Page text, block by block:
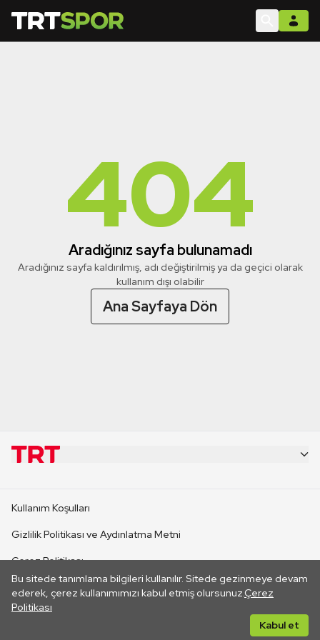
404
Aradığınız sayfa bulunamadı
Aradığınız sayfa kaldırılmış, adı değiştirilmiş ya da geçici olarak
kullanım dışı olabilir
Ana Sayfaya Dön
Bu sitede tanımlama bilgileri kullanılır. Sitede gezinmeye devam
ederek, çerez kullanımımızı kabul etmiş olursunuz.Çerez
Politikası
Kabul et
CANLI YAYINLAR
Kullanım Koşulları
Gizlilik Politikası ve Aydınlatma Metni
Çerez Politikası
İletişim
Her hakkı saklıdır. ©2026 TRT. Bağlantı yoluyla gidilen dış